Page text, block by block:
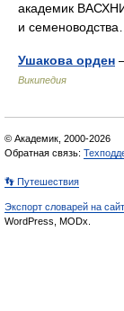
академик
и
Ушакова орден
Википедия
© Академик, 2000-2026
Обратная связь:
👣 Путешествия
Экспорт словарей на
WordPress, MODx.